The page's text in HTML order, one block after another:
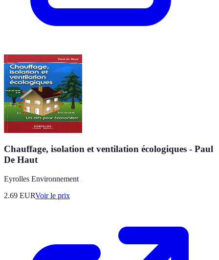
Chauffage, isolation et ventilation écologiques - Paul
De Haut
Eyrolles Environnement
2.69 EURVoir le prix